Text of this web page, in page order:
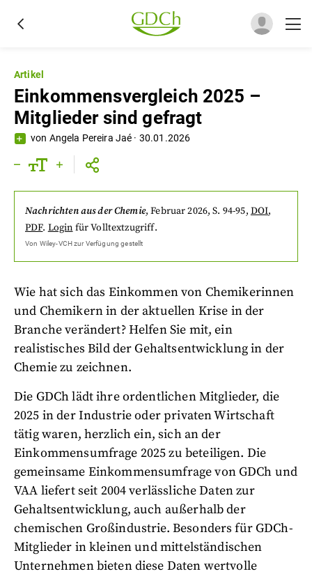
Artikel
Einkommensvergleich 2025 –
Mitglieder sind gefragt
von Angela Pereira Jaé · 30.01.2026
Nachrichten aus der Chemie,Februar 2026, S. 94-95, DOI,
PDF. Login für Volltextzugriff.
Von Wiley-VCHzur Verfügung gestellt
Wie hat sich das Einkommen von Chemikerinnen
und Chemikern in der aktuellen Krise in der
Branche verändert? Helfen Sie mit, ein
realistisches Bild der Gehaltsentwicklung in der
Chemie zu zeichnen.
Die GDCh lädt ihre ordentlichen Mitglieder, die
2025 in der Industrie oder privaten Wirtschaft
tätig waren, herzlich ein, sich an der
Einkommensumfrage 2025 zu beteiligen. Die
gemeinsame Einkommensumfrage von GDCh und
VAA liefert seit 2004 verlässliche Daten zur
Gehaltsentwicklung, auch außerhalb der
chemischen Großindustrie. Besonders für GDCh-
Mitglieder in kleinen und mittelständischen
Unternehmen bieten diese Daten wertvolle